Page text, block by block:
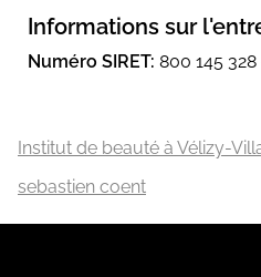
Informations sur
Numéro SIRET: 800 145
Institut de beauté à Vélizy-
sebastien coent